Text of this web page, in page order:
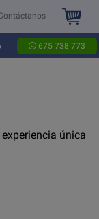
675 738 773
única